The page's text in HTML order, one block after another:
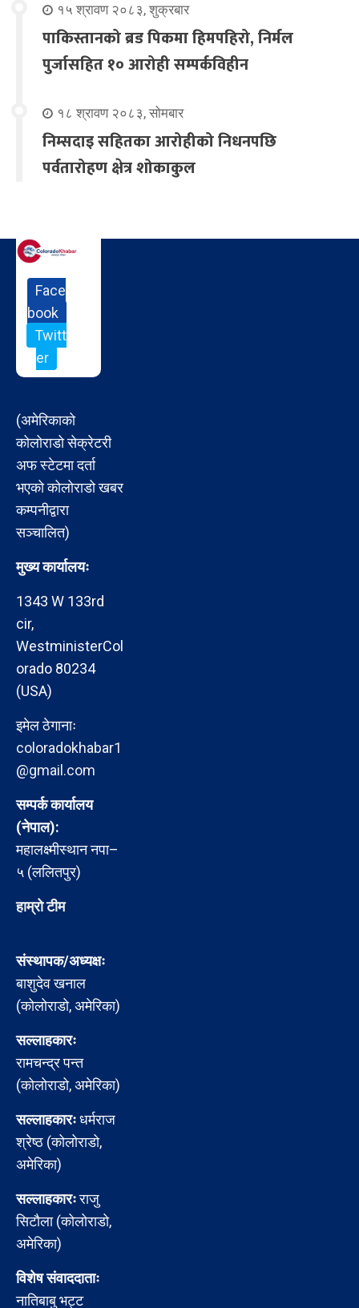
१५ श्रावण २०८३, शुक्रबार
पाकिस्तानको ब्रड पिकमा हिमपहिरो, निर्मल
पुर्जासहित १० आरोही सम्पर्कविहीन
१८ श्रावण २०८३, सोमबार
निम्सदाइ सहितका आरोहीको निधनपछि
पर्वतारोहण क्षेत्र शोकाकुल
Face
book
Twitt
er
(अमेरिकाको
कोलोराडो सेक्रेटरी
अफ स्टेटमा दर्ता
भएको कोलोराडो खबर
कम्पनीद्वारा
सञ्चालित)
मुख्य कार्यालयः
1343 W 133rd
cir,
WestministerCol
orado 80234
(USA)
इमेल ठेगानाः
coloradokhabar1
@gmail.com
सम्पर्क कार्यालय
(नेपाल):
महालक्ष्मीस्थान नपा–
५ (ललितपुर)
हाम्रो टीम
संस्थापक/अध्यक्षः
बाशुदेव खनाल
(कोलोराडो, अमेरिका)
सल्लाहकारः
रामचन्द्र पन्त
(कोलोराडो, अमेरिका)
सल्लाहकारःधर्मराज
श्रेष्ठ (कोलोराडो,
अमेरिका)
सल्लाहकारःराजु
सिटौला (कोलोराडो,
अमेरिका)
विशेष संवाददाताः
नातिबाबु भट्ट